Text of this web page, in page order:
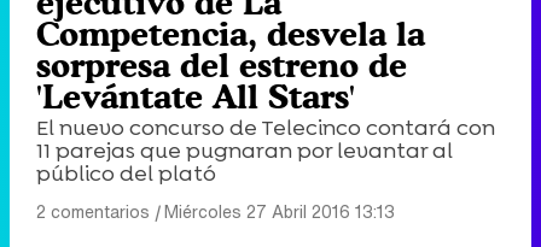
Competencia, desvela la
sorpresa del estreno de
'Levántate All Stars'
El nuevo concurso de Telecinco contará con
11 parejas que pugnaran por levantar al
público del plató
2 comentarios |Miércoles 27 Abril 2016 13:13